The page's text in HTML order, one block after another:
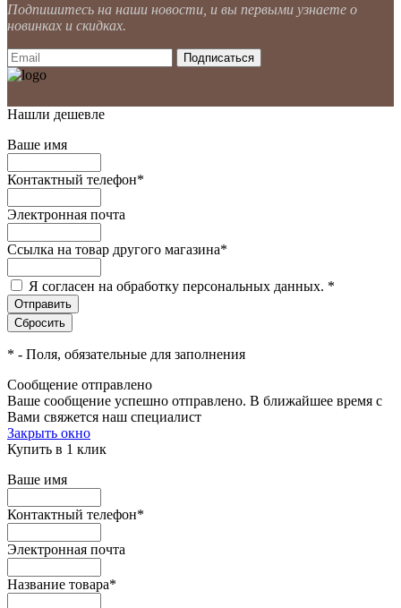
Подпишитесь на наши новости, и вы первыми узнаете о
новинках и скидках.
Нашли дешевле
Ваше имя
Контактный телефон*
Электронная почта
Ссылка на товар другого магазина*
Я согласен на обработку персональных данных. *
* - Поля, обязательные для заполнения
Сообщение отправлено
Ваше сообщение успешно отправлено. В ближайшее время с
Вами свяжется наш специалист
Закрыть окно
Купить в 1 клик
Ваше имя
Контактный телефон*
Электронная почта
Название товара*